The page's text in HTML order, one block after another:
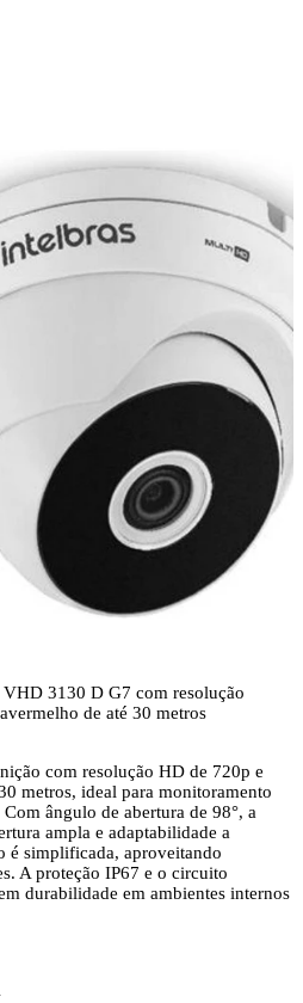
3130 D G7 com resolução
de até 30 metros
com resolução HD de 720p e
metros, ideal para monitoramento
ângulo de abertura de 98°, a
ampla e adaptabilidade a
é simplificada, aproveitando
A proteção IP67 e o circuito
durabilidade em ambientes internos